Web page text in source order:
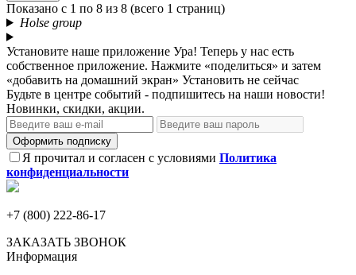
Показано с 1 по 8 из 8 (всего 1 страниц)
Holse group
Установите наше приложение Ура! Теперь у нас есть
собственное приложение. Нажмите «поделиться» и затем
«добавить на домашний экран» Установить не сейчас
Будьте в центре событий - подпишитесь на наши новости!
Новинки, скидки, акции.
Оформить подписку
Я прочитал и согласен с условиями Политика
конфиденциальности
+7 (800) 222-86-17
ЗАКАЗАТЬ ЗВОНОК
Информация